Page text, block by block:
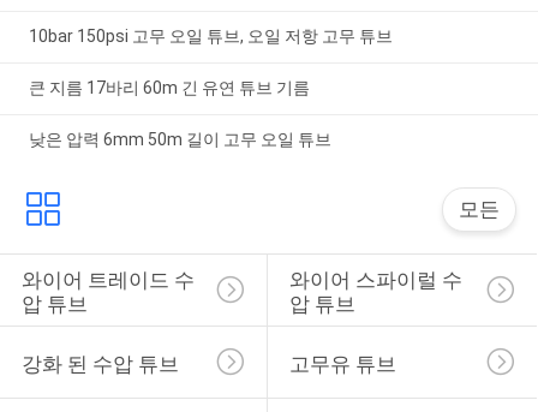
10bar 150psi 고무 오일 튜브, 오일 저항 고무 튜브
큰 지름 17바리 60m 긴 유연 튜브 기름
낮은 압력 6mm 50m 길이 고무 오일 튜브
모든
와이어 트레이드 수
압 튜브
와이어 스파이럴 수
압 튜브
강화 된 수압 튜브 고무유 튜브